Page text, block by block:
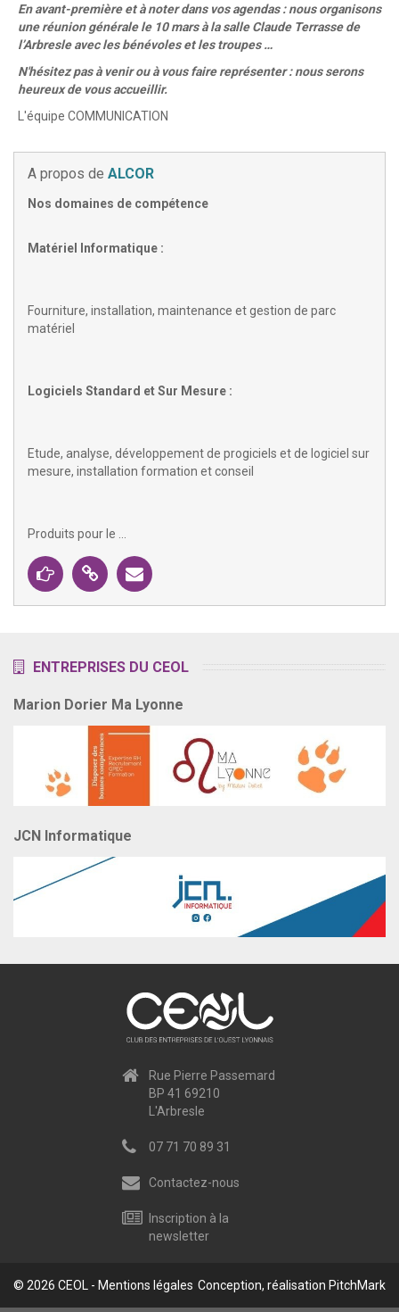
En avant-première et à noter dans vos agendas : nous organisons
une réunion générale le 10 mars à la salle Claude Terrasse de
l’Arbresle avec les bénévoles et les troupes …
N'hésitez pas à venir ou à vous faire représenter : nous serons
heureux de vous accueillir.
L'équipe COMMUNICATION
A propos de ALCOR
Nos domaines de compétence
Matériel Informatique :
Fourniture, installation, maintenance et gestion de parc
matériel
Logiciels Standard et Sur Mesure :
Etude, analyse, développement de progiciels et de logiciel sur
mesure, installation formation et conseil
Produits pour le ...
Fiche
Alcor
Site Contacter
ENTREPRISES DU CEOL
Marion Dorier Ma Lyonne
JCN Informatique
Rue Pierre Passemard
BP 41 69210
L'Arbresle
07 71 70 89 31
Contactez-nous
Inscription à la
newsletter
© 2026 CEOL - Mentions légales Conception, réalisation PitchMark